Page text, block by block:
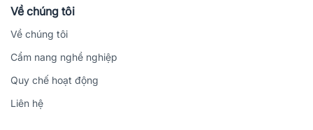
Về chúng tôi
Về chúng tôi
Cẩm nang nghề nghiệp
Quy chế hoạt động
Liên hệ